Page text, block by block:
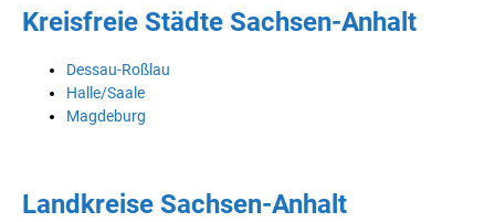
Kreisfreie Städte Sachsen-Anhalt
Dessau-Roßlau
Halle/Saale
Magdeburg
Landkreise Sachsen-Anhalt